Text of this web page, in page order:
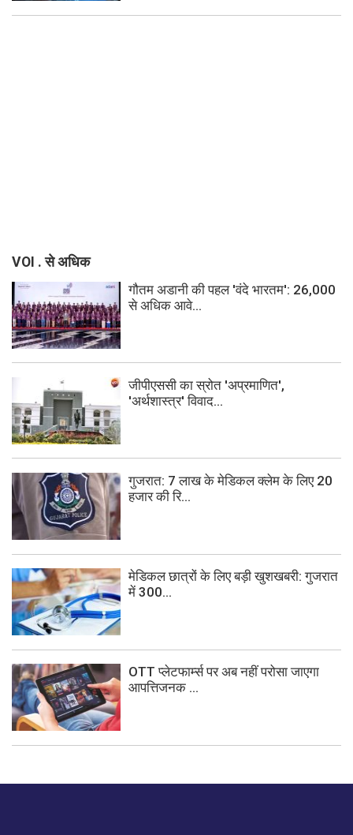
VOI . से अधिक
गौतम अडानी की पहल 'वंदे भारतम': 26,000
से अधिक आवे...
जीपीएससी का स्रोत 'अप्रमाणित',
'अर्थशास्त्र' विवाद...
गुजरात: 7 लाख के मेडिकल क्लेम के लिए 20
हजार की रि...
मेडिकल छात्रों के लिए बड़ी खुशखबरी: गुजरात
में 300...
OTT प्लेटफार्म्स पर अब नहीं परोसा जाएगा
आपत्तिजनक ...